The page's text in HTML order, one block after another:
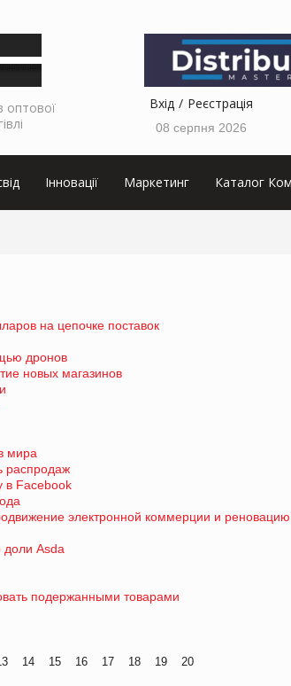
оптової
Вхід Реєстрація
08 серпня 2026
Інновації Маркетинг Каталог
на цепочке поставок
дронов
новых магазинов
мира
распродаж
в Facebook
электронной коммерции и реновацию
доли Asda
подержанными товарами
14 15 16 17 18 19 20